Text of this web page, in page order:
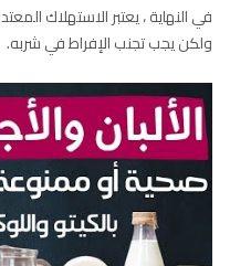
في النهاية ، يعتبر الاستهلاك
ولكن يجب تجنب الإفراط في شربه.